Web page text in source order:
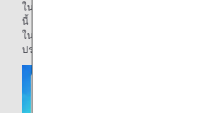
ในวิดีโอคอลแลปส์ระหว่าง ANA และ
นี้ ท่านจะได้พบกับพนักงาน ANA ที่สนามบิ
ในการเดินทางของพิคาชู มาสำรวจสนาม
ประสบการณ์การเดินทางในแบบ ANA!